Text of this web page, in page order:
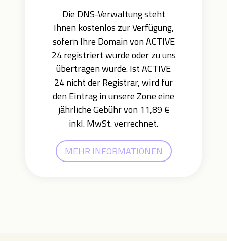
Die DNS-Verwaltung steht
Ihnen kostenlos zur Verfügung,
sofern Ihre Domain von ACTIVE
24 registriert wurde oder zu uns
übertragen wurde. Ist ACTIVE
24 nicht der Registrar, wird für
den Eintrag in unsere Zone eine
jährliche Gebühr von 11,89 €
inkl. MwSt. verrechnet.
MEHR INFORMATIONEN